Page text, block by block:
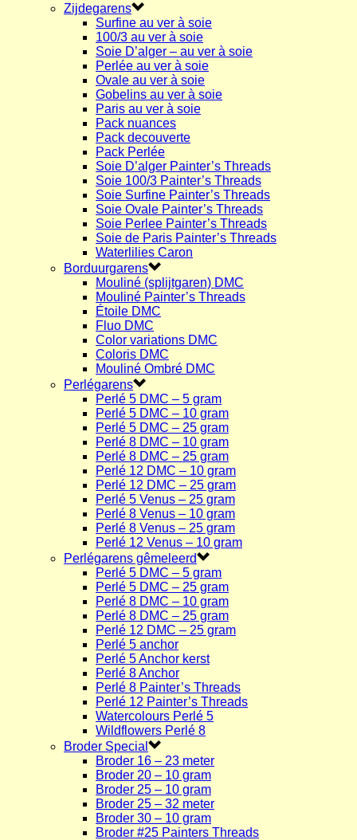
Zijdegarens
Surfine au ver à soie
100/3 au ver à soie
Soie D’alger – au ver à soie
Perlée au ver à soie
Ovale au ver à soie
Gobelins au ver à soie
Paris au ver à soie
Pack nuances
Pack decouverte
Pack Perlée
Soie D’alger Painter’s Threads
Soie 100/3 Painter’s Threads
Soie Surfine Painter’s Threads
Soie Ovale Painter’s Threads
Soie Perlee Painter’s Threads
Soie de Paris Painter’s Threads
Waterlilies Caron
Borduurgarens
Mouliné (splijtgaren) DMC
Mouliné Painter’s Threads
Étoile DMC
Fluo DMC
Color variations DMC
Coloris DMC
Mouliné Ombré DMC
Perlégarens
Perlé 5 DMC – 5 gram
Perlé 5 DMC – 10 gram
Perlé 5 DMC – 25 gram
Perlé 8 DMC – 10 gram
Perlé 8 DMC – 25 gram
Perlé 12 DMC – 10 gram
Perlé 12 DMC – 25 gram
Perlé 5 Venus – 25 gram
Perlé 8 Venus – 10 gram
Perlé 8 Venus – 25 gram
Perlé 12 Venus – 10 gram
Perlégarens gêmeleerd
Perlé 5 DMC – 5 gram
Perlé 5 DMC – 25 gram
Perlé 8 DMC – 10 gram
Perlé 8 DMC – 25 gram
Perlé 12 DMC – 25 gram
Perlé 5 anchor
Perlé 5 Anchor kerst
Perlé 8 Anchor
Perlé 8 Painter’s Threads
Perlé 12 Painter’s Threads
Watercolours Perlé 5
Wildflowers Perlé 8
Broder Special
Broder 16 – 23 meter
Broder 20 – 10 gram
Broder 25 – 10 gram
Broder 25 – 32 meter
Broder 30 – 10 gram
Broder #25 Painters Threads